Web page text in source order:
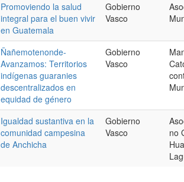
Promoviendo la salud
integral para el buen vivir
en Guatemala
Gobierno
Vasco
Ñañemotenonde-
Avanzamos: Territorios
indígenas guaranies
descentralizados en
equidad de género
Gobierno
Vasco
Igualdad sustantiva en la
comunidad campesina
de Anchicha
Gobierno
Vasco
no